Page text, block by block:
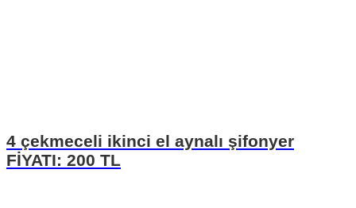
4 çekmeceli ikinci el aynalı şifonyer
FİYATI: 200 TL